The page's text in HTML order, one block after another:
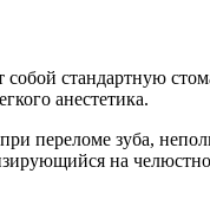
собой стандартную
анестетика.
переломе зуба,
на